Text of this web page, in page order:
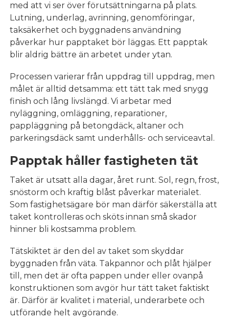
med att vi ser över förutsättningarna på plats.
Lutning, underlag, avrinning, genomföringar,
taksäkerhet och byggnadens användning
påverkar hur papptaket bör läggas. Ett papptak
blir aldrig bättre än arbetet under ytan.
Processen varierar från uppdrag till uppdrag, men
målet är alltid detsamma: ett tätt tak med snygg
finish och lång livslängd. Vi arbetar med
nyläggning, omläggning, reparationer,
pappläggning på betongdäck, altaner och
parkeringsdäck samt underhålls- och serviceavtal.
Papptak håller fastigheten tät
Taket är utsatt alla dagar, året runt. Sol, regn, frost,
snöstorm och kraftig blåst påverkar materialet.
Som fastighetsägare bör man därför säkerställa att
taket kontrolleras och sköts innan små skador
hinner bli kostsamma problem.
Tätskiktet är den del av taket som skyddar
byggnaden från väta. Takpannor och plåt hjälper
till, men det är ofta pappen under eller ovanpå
konstruktionen som avgör hur tätt taket faktiskt
är. Därför är kvalitet i material, underarbete och
utförande helt avgörande.